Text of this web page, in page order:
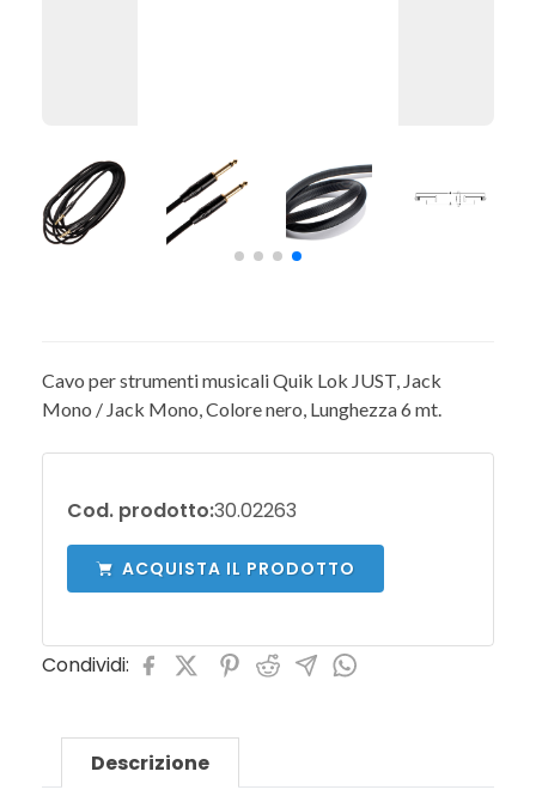
Cavo per strumenti musicali Quik Lok JUST, Jack
Mono / Jack Mono, Colore nero, Lunghezza 6 mt.
Cod. prodotto:30.02263
ACQUISTA IL PRODOTTO
Condividi:
Descrizione